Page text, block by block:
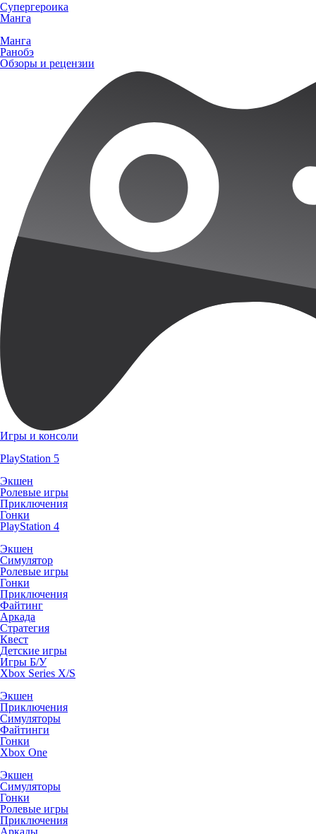
Супергероика
Манга
Манга
Ранобэ
Обзоры и рецензии
Игры и консоли
PlayStation 5
Экшен
Ролевые игры
Приключения
Гонки
PlayStation 4
Экшен
Симулятор
Ролевые игры
Гонки
Приключения
Файтинг
Аркада
Стратегия
Квест
Детские игры
Игры Б/У
Xbox Series X/S
Экшен
Приключения
Симуляторы
Файтинги
Гонки
Xbox One
Экшен
Симуляторы
Гонки
Ролевые игры
Приключения
Аркады